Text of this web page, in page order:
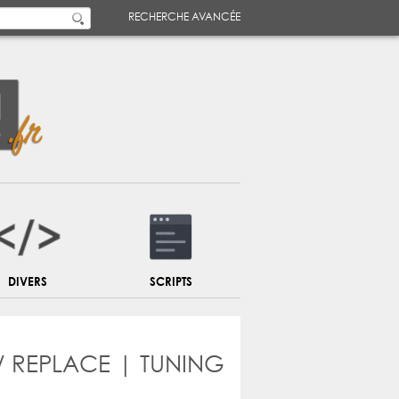
RECHERCHE AVANCÉE
DIVERS SCRIPTS
REPLACE | TUNING